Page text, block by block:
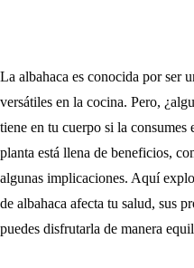
La albahaca es conocida por ser
versátiles en la cocina. Pero,
tiene en tu cuerpo si la consumes
planta está llena de beneficios,
algunas implicaciones. Aquí
de albahaca afecta tu salud, sus
puedes disfrutarla de manera